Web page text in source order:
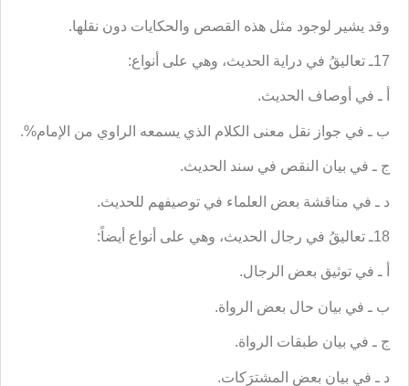
وقد يشير لوجود مثل هذه القصص والحكايات دون نقلها.
17ـ تعاليقُ في دراية الحديث، ‌وهي على أنواع:
أ ـ في أوصاف الحديث.
ب ـ في جواز نقل معنى الكلام الذي يسمعه الراوي من الإمام%.
ج ـ في بيان النقص في سند الحديث.
د ـ في مناقشة بعض العلماء في توصيفهم للحديث.
18ـ تعاليقُ في رجال الحديث، وهي على أنواع أيضاً:
أ ـ في توثيق بعض الرجال.
ب ـ في بيان حال بعض الرواة.
ج ـ في بيان طبقات الرواة.
د ـ في بيان بعض المشترَكات.